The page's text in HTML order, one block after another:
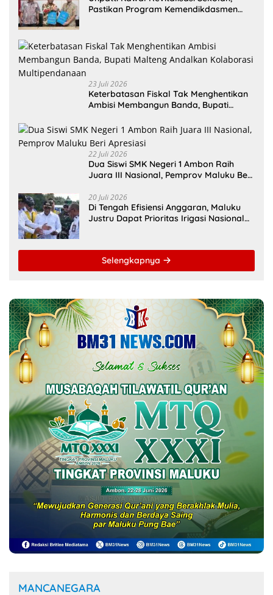
Pastikan Program Kemendikdasmen
23 Juli 2026
Keterbatasan Fiskal Tak Menghentikan
Ambisi Membangun Banda, Bupati
Multipendanaan
22 Juli 2026
Dua Siswi SMK Negeri 1 Ambon Raih
Juara III Nasional, Pemprov Maluku Beri
20 Juli 2026
Di Tengah Efisiensi Anggaran, Maluku
Justru Dapat Prioritas Irigasi Nasional
Selengkapnya
MANCANEGARA